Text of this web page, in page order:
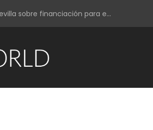
sobre financiación para e...